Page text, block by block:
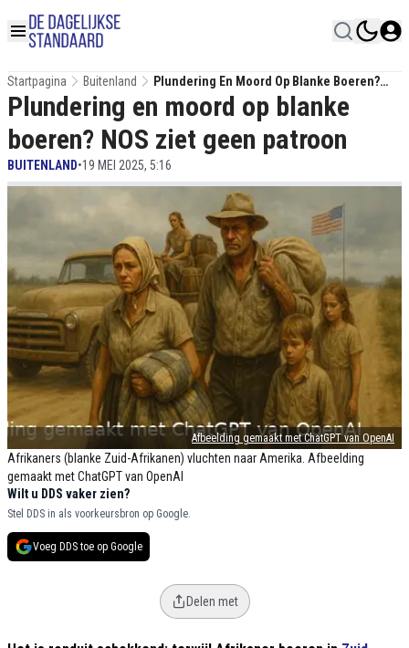
Startpagina Buitenland
Plundering En Moord Op Blanke Boeren?
NOS Ziet Geen Patroon
Afbeelding gemaakt met ChatGPT van OpenAI
Afrikaners (blanke Zuid-Afrikanen) vluchten naar Amerika. Afbeelding
gemaakt met ChatGPT van OpenAI
Plundering en moord op blanke
boeren? NOS ziet geen patroon
BUITENLAND•19 MEI 2025, 5:16
Wilt u DDS vaker zien?
Stel DDS in als voorkeursbron op Google.
Voeg DDS toe op Google
Delen met